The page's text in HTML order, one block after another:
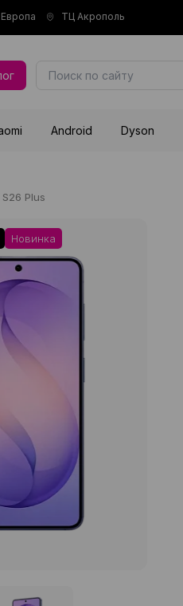
Европа ТЦ Акрополь
Android Dyson
Plus
Новинка